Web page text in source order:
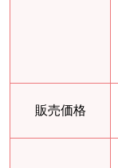
販売価格